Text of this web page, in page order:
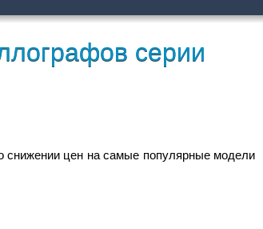
серии
снижении цен на самые популярные модели